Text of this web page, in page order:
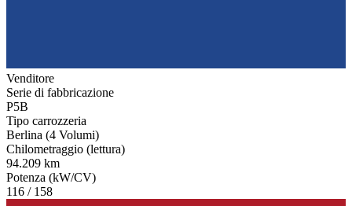
Venditore
Serie di fabbricazione
P5B
Tipo carrozzeria
Berlina (4 Volumi)
Chilometraggio (lettura)
94.209 km
Potenza (kW/CV)
116 / 158